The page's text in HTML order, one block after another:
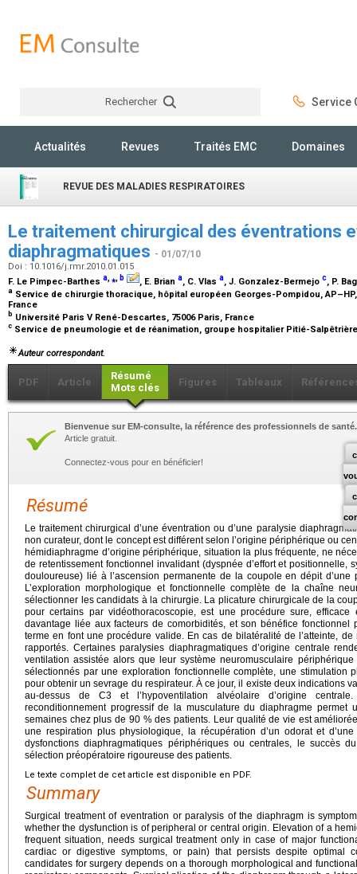
Rechercher Service
Actualités Revues Traités EMC Domaines
REVUE DES MALADIES RESPIRATOIRES
Le traitement chirurgical des éventrations
diaphragmatiques - 01/07/10
Doi : 10.1016/j.rmr.2010.01.015
F. Le Pimpec-Barthes a,⁎, b , E. Brian a, C. Vlas a, J. Gonzalez-Bermejo c, P.
a Service de chirurgie thoracique, hôpital européen Georges-Pompidou,
France
b Université Paris V René-Descartes, 75006 Paris, France
c Service de pneumologie et de réanimation, groupe hospitalier Pitié-Salpêtrière
Auteur correspondant.
PDF Article
Résumé
Mots clés
Figures Tableaux
Bienvenue sur EM-consulte, la référence des professionnels de santé.
Article gratuit.
Connectez-vous pour en bénéficier!
Résumé
Le traitement chirurgical d’une éventration ou d’une paralysie
non curateur, dont le concept est différent selon l’origine périphérique ou
hémidiaphragme d’origine périphérique, situation la plus fréquente, ne
de retentissement fonctionnel invalidant (dyspnée d’effort et positionnelle,
douloureuse) lié à l’ascension permanente de la coupole en dépit
L’exploration morphologique et fonctionnelle complète de la chaîne
sélectionner les candidats à la chirurgie. La plicature chirurgicale de la
pour certains par vidéothoracoscopie, est une procédure sure, efficace
davantage liée aux facteurs de comorbidités, et son bénéfice
terme en font une procédure valide. En cas de bilatéralité de l’atteinte,
rapportés. Certaines paralysies diaphragmatiques d’origine centrale
ventilation assistée alors que leur système neuromusculaire
sélectionnés par une exploration fonctionnelle complète, une stimulation
pour obtenir un sevrage du respirateur. À ce jour, il existe deux indications
au-dessus de C3 et l’hypoventilation alvéolaire d’origine
reconditionnement progressif de la musculature du diaphragme permet
semaines chez plus de 90 % des patients. Leur qualité de vie est
une respiration plus physiologique, la récupération d’un odorat et
dysfonctions diaphragmatiques périphériques ou centrales, le succès
sélection préopératoire rigoureuse des patients.
Le texte complet de cet article est disponible en PDF.
Summary
Surgical treatment of eventration or paralysis of the diaphragm is
whether the dysfunction is of peripheral or central origin. Elevation of a
frequent situation, needs surgical treatment only in case of major
cardiac or digestive symptoms, or pain) that persists despite optimal
candidates for surgery depends on a thorough morphological and